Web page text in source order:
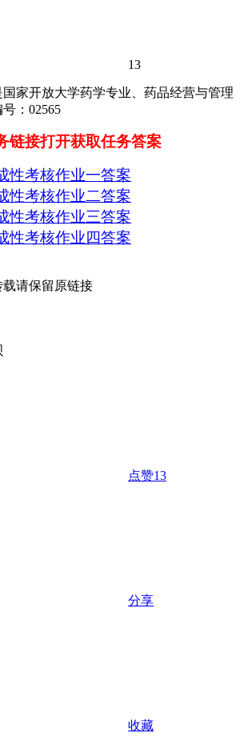
13
国家开放大学药学专业、药品经营与管理
：02565
链接打开获取任务答案
性考核作业一答案
性考核作业二答案
性考核作业三答案
性考核作业四答案
请保留原链接
点赞13
分享
收藏